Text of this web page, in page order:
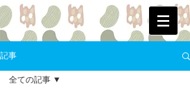
記事
全ての記事